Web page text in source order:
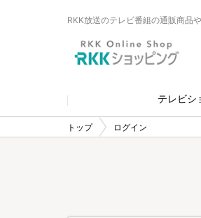
RKK放送のテレビ番組の通販商品
テレビシ
トップ ログイン